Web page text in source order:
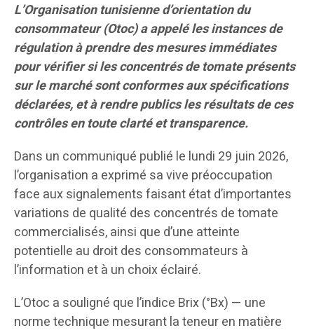
L’Organisation tunisienne d’orientation du
consommateur (Otoc) a appelé les instances de
régulation à prendre des mesures immédiates
pour vérifier si les concentrés de tomate présents
sur le marché sont conformes aux spécifications
déclarées, et à rendre publics les résultats de ces
contrôles en toute clarté et transparence.
Dans un communiqué publié le lundi 29 juin 2026,
l’organisation a exprimé sa vive préoccupation
face aux signalements faisant état d’importantes
variations de qualité des concentrés de tomate
commercialisés, ainsi que d’une atteinte
potentielle au droit des consommateurs à
l’information et à un choix éclairé.
L’Otoc a souligné que l’indice Brix (°Bx) — une
norme technique mesurant la teneur en matière